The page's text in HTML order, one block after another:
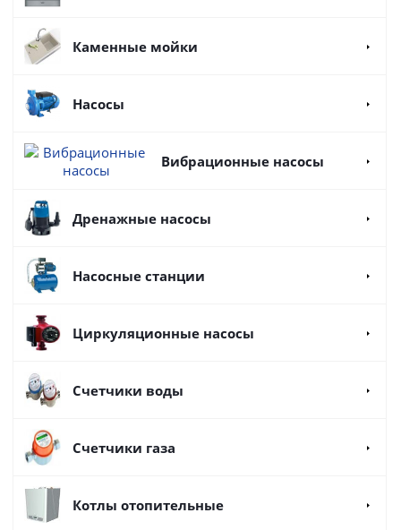
Каменные мойки
Насосы
Вибрационные насосы
Дренажные насосы
Насосные станции
Циркуляционные насосы
Счетчики воды
Счетчики газа
Котлы отопительные